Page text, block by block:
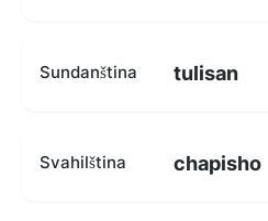
Sundanština tulisan
Svahilština chapisho